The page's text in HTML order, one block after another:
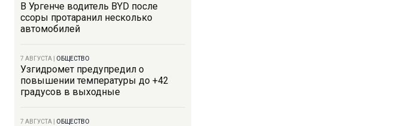
В Ургенче водитель BYD после
ссоры протаранил несколько
автомобилей
7 АВГУСТА ОБЩЕСТВО
Узгидромет предупредил о
повышении температуры до +42
градусов в выходные
7 АВГУСТА ОБЩЕСТВО